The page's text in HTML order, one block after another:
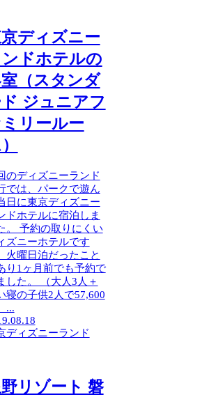
ディズニー
ドホテルの
（スタンダ
ジュニアフ
ミリールー
のディズニーランド
では、パークで遊ん
日に東京ディズニー
ドホテルに宿泊しま
。 予約の取りにくい
ズニーホテルです
火曜日泊だったこと
り1ヶ月前でも予約で
した。 （大人3人＋
寝の子供2人で57,600
...
ディズニーランド
リゾート 磐